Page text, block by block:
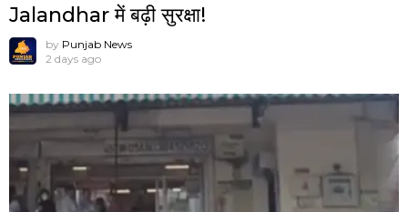
Jalandhar में बढ़ी सुरक्षा!
by Punjab News
2 days ago